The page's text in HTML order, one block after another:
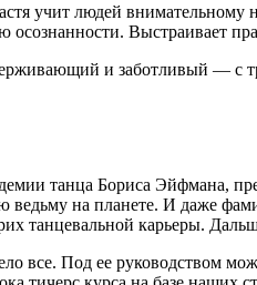
учит людей
Выстраивает
и заботливый — с
танца Бориса Эйфмана,
ведьму на планете. И даже
танцевальной карьеры.
все. Под ее руководством